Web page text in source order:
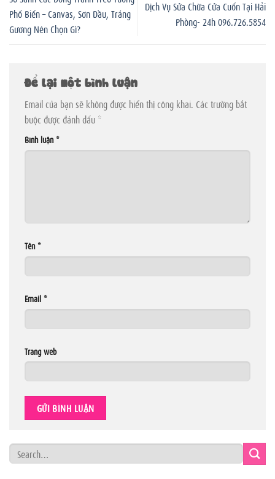
Phổ Biến – Canvas, Sơn Dầu, Tráng
Gương Nên Chọn Gì?
Dịch Vụ Sửa Chữa Cửa Cuốn Tại Hải
Phòng- 24h 096.726.5854
Để lại một bình luận
Email của bạn sẽ không được hiển thị công khai. Các trường bắt
buộc được đánh dấu *
Bình luận *
Tên *
Email *
Trang web